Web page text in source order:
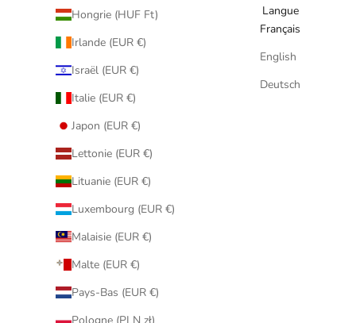
Hongrie (HUF Ft)
Irlande (EUR €)
Israël (EUR €)
Italie (EUR €)
Japon (EUR €)
Lettonie (EUR €)
Lituanie (EUR €)
Luxembourg (EUR €)
Malaisie (EUR €)
Malte (EUR €)
Pays-Bas (EUR €)
Langue
Français
English
Deutsch